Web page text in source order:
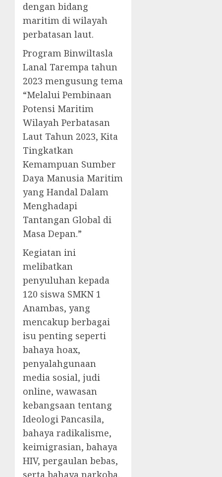
dengan bidang
maritim di wilayah
perbatasan laut.
Program Binwiltasla
Lanal Tarempa tahun
2023 mengusung tema
“Melalui Pembinaan
Potensi Maritim
Wilayah Perbatasan
Laut Tahun 2023, Kita
Tingkatkan
Kemampuan Sumber
Daya Manusia Maritim
yang Handal Dalam
Menghadapi
Tantangan Global di
Masa Depan.”
Kegiatan ini
melibatkan
penyuluhan kepada
120 siswa SMKN 1
Anambas, yang
mencakup berbagai
isu penting seperti
bahaya hoax,
penyalahgunaan
media sosial, judi
online, wawasan
kebangsaan tentang
Ideologi Pancasila,
bahaya radikalisme,
keimigrasian, bahaya
HIV, pergaulan bebas,
serta bahaya narkoba.